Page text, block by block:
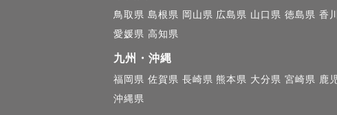
ご希望の方には、撮影の合間に数十秒ほどの短い動画
ます。その日の声や動きをちょっとした形で残したい
鳥取県 島根県 岡山県 広島県 山口県 徳島県 香
愛媛県 高知県
九州・沖縄
福岡県 佐賀県 長崎県 熊本県 大分県 宮崎県 鹿
沖縄県